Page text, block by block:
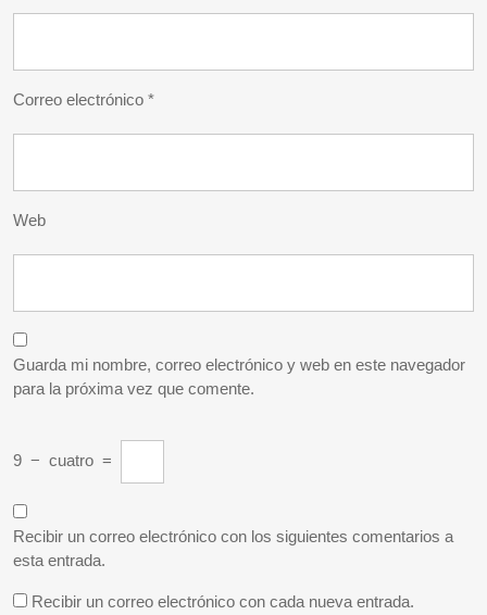
Correo electrónico *
Web
Guarda mi nombre, correo electrónico y web en este navegador
para la próxima vez que comente.
9 − cuatro =
Recibir un correo electrónico con los siguientes comentarios a
esta entrada.
Recibir un correo electrónico con cada nueva entrada.